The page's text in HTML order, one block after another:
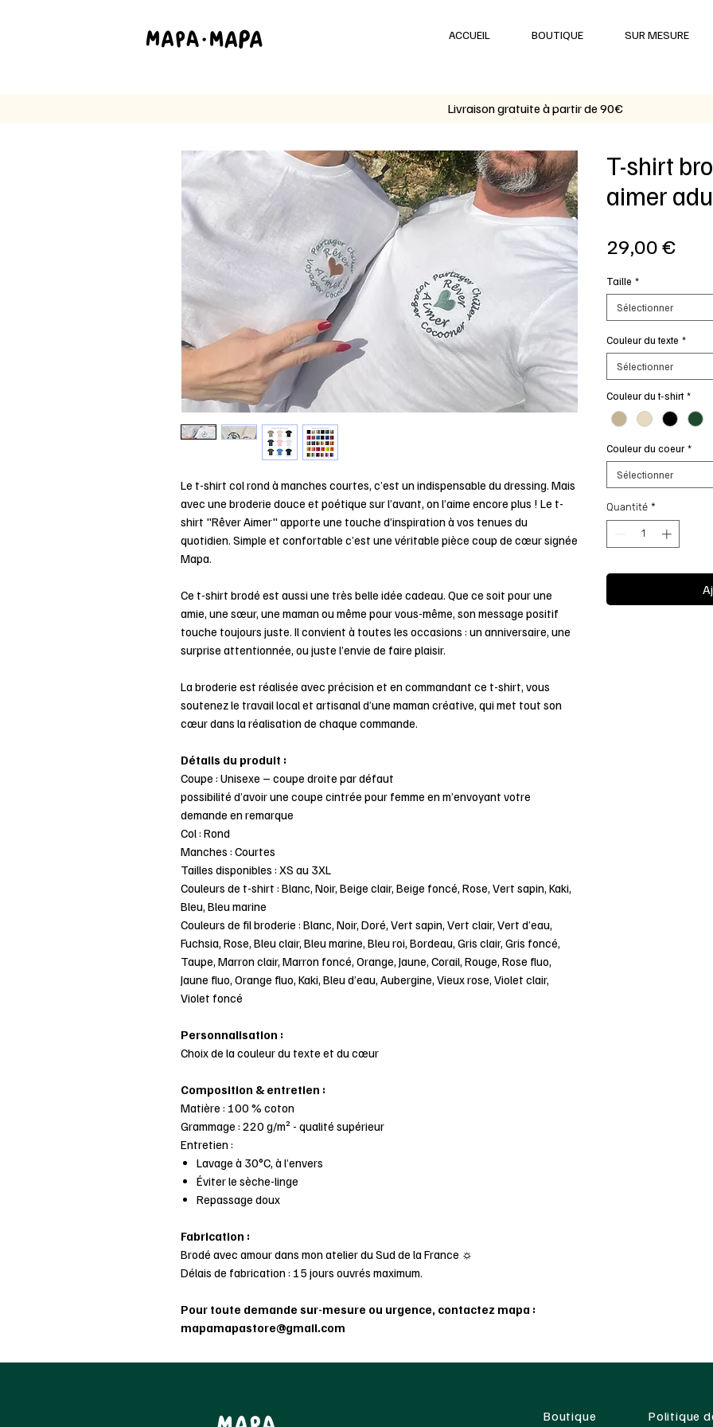
ACCUEIL BOUTIQUE SUR MESURE
Livraison gratuite à partir de 90€
Le t-shirt col rond à manches courtes, c’est un indispensable du dressing. Mais
avec une broderie douce et poétique sur l’avant, on l’aime encore plus ! Le t-
shirt "Rêver Aimer" apporte une touche d’inspiration à vos tenues du
quotidien. Simple et confortable c’est une véritable pièce coup de cœur signée
Mapa.
Ce t-shirt brodé est aussi une très belle idée cadeau. Que ce soit pour une
amie, une sœur, une maman ou même pour vous-même, son message positif
touche toujours juste. Il convient à toutes les occasions : un anniversaire, une
surprise attentionnée, ou juste l’envie de faire plaisir.
La broderie est réalisée avec précision et en commandant ce t-shirt, vous
soutenez le travail local et artisanal d’une maman créative, qui met tout son
cœur dans la réalisation de chaque commande.
Détails du produit :
Coupe : Unisexe – coupe droite par défaut
possibilité d’avoir une coupe cintrée pour femme en m’envoyant votre
demande en remarque
Col : Rond
Manches : Courtes
Tailles disponibles : XS au 3XL
Couleurs de t-shirt : Blanc, Noir, Beige clair, Beige foncé, Rose, Vert sapin, Kaki,
Bleu, Bleu marine
Couleurs de fil broderie : Blanc, Noir, Doré, Vert sapin, Vert clair, Vert d’eau,
Fuchsia, Rose, Bleu clair, Bleu marine, Bleu roi, Bordeau, Gris clair, Gris foncé,
Taupe, Marron clair, Marron foncé, Orange, Jaune, Corail, Rouge, Rose fluo,
Jaune fluo, Orange fluo, Kaki, Bleu d’eau, Aubergine, Vieux rose, Violet clair,
Violet foncé
Personnalisation :
Choix de la couleur du texte et du cœur
Composition & entretien :
Matière : 100 % coton
Grammage : 220 g/m² - qualité supérieur
Entretien :
Lavage à 30°C, à l’envers
Éviter le sèche-linge
Repassage doux
Fabrication :
Brodé avec amour dans mon atelier du Sud de la France ☼
Délais de fabrication : 15 jours ouvrés maximum.
Pour toute demande sur-mesure ou urgence, contactez mapa :
mapamapastore@gmail.com
T-shirt
aimer
29,00 €Prix
Taille *
Sélectionner
Couleur du texte *
Sélectionner
Couleur du t-shirt *
Couleur du coeur *
Sélectionner
Quantité *
Boutique Politique